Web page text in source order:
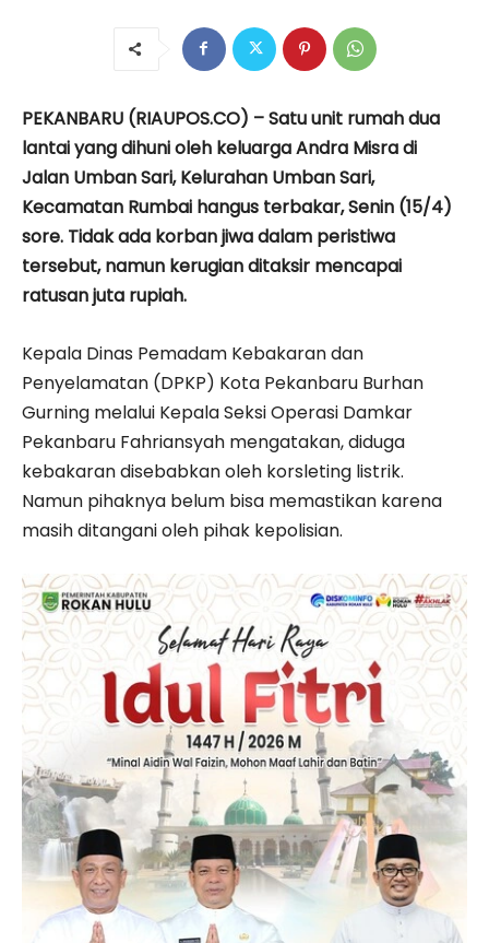
PEKANBARU (RIAUPOS.CO) – Satu unit rumah dua
lantai yang dihuni oleh keluarga Andra Misra di
Jalan Umban Sari, Kelurahan Umban Sari,
Kecamatan Rumbai hangus terbakar, Senin (15/4)
sore. Tidak ada korban jiwa dalam peristiwa
tersebut, namun kerugian ditaksir mencapai
ratusan juta rupiah.
Kepala Dinas Pemadam Kebakaran dan
Penyelamatan (DPKP) Kota Pekanbaru Burhan
Gurning melalui Kepala Seksi Operasi Damkar
Pekanbaru Fahriansyah mengatakan, diduga
kebakaran disebabkan oleh korsleting listrik.
Namun pihaknya belum bisa memastikan karena
masih ditangani oleh pihak kepolisian.